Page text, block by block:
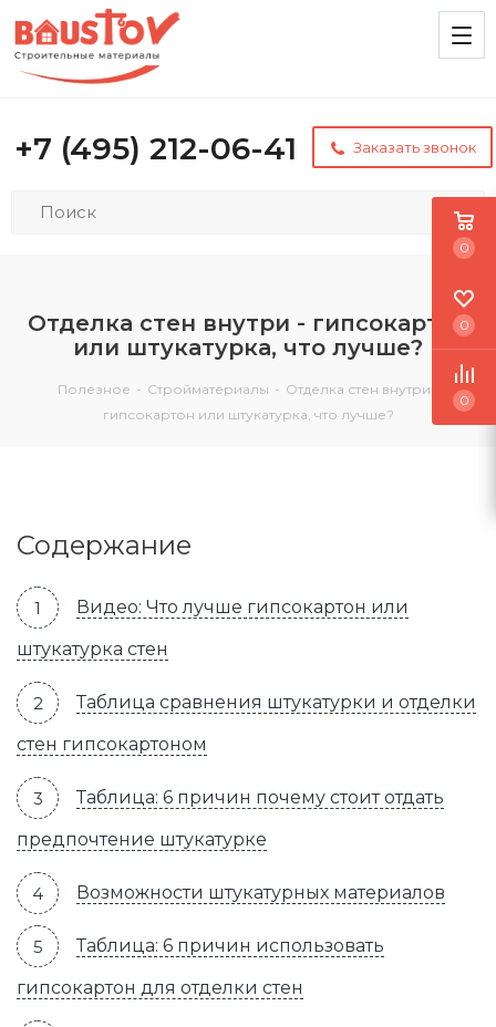
+7 (495) 212-06-41 Заказать звонок
Отделка стен внутри - гипсокартон
или штукатурка, что лучше?
Полезное - Стройматериалы - Отделка стен внутри -
гипсокартон или штукатурка, что лучше?
Содержание
Видео: Что лучше гипсокартон или
штукатурка стен
Таблица сравнения штукатурки и отделки
стен гипсокартоном
Таблица: 6 причин почему стоит отдать
предпочтение штукатурке
Возможности штукатурных материалов
Таблица: 6 причин использовать
гипсокартон для отделки стен
0
0
0